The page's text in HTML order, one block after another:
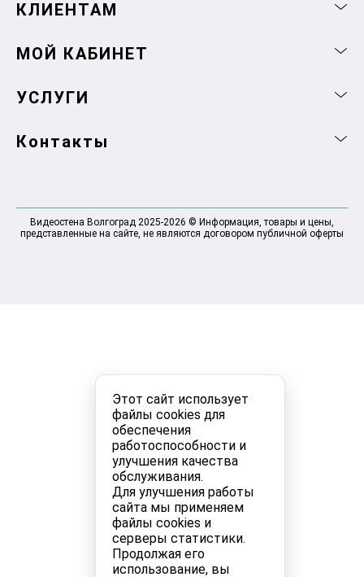
Этот сайт использует
файлы cookies для
обеспечения
работоспособности и
улучшения качества
обслуживания.
Для улучшения работы
сайта мы применяем
файлы cookies и
серверы статистики.
Продолжая его
использование, вы
КЛИЕНТАМ
МОЙ КАБИНЕТ
УСЛУГИ
Контакты
Видеостена Волгоград 2025-2026 © Информация, товары и цены,
представленные на сайте, не являются договором публичной оферты